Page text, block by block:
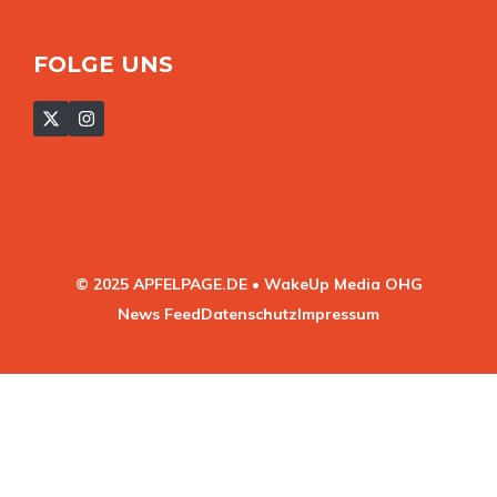
FOLGE UNS
© 2025 APFELPAGE.DE • WakeUp Media OHG
News FeedDatenschutzImpressum